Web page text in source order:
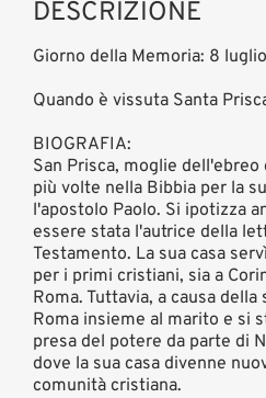
DESCRIZIONE
Giorno della Memoria: 8 luglio
Quando è vissuta Santa
BIOGRAFIA:
San Prisca, moglie
più volte nella Bibbia per la
l'apostolo Paolo. Si ipotizza
essere stata l'autrice della
Testamento. La sua casa
per i primi cristiani, sia a
Roma. Tuttavia, a causa
Roma insieme al marito e si
presa del potere da parte di
dove la sua casa divenne
comunità cristiana.